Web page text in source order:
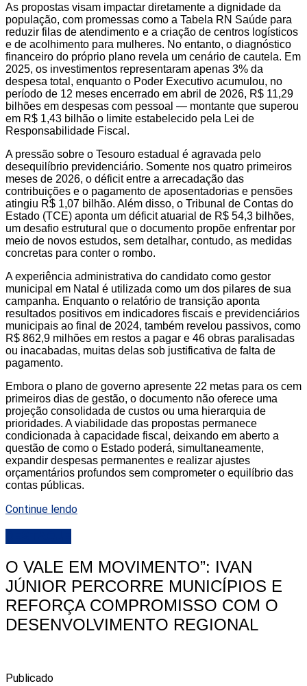
As propostas visam impactar diretamente a dignidade da
população, com promessas como a Tabela RN Saúde para
reduzir filas de atendimento e a criação de centros logísticos
e de acolhimento para mulheres. No entanto, o diagnóstico
financeiro do próprio plano revela um cenário de cautela. Em
2025, os investimentos representaram apenas 3% da
despesa total, enquanto o Poder Executivo acumulou, no
período de 12 meses encerrado em abril de 2026, R$ 11,29
bilhões em despesas com pessoal — montante que superou
em R$ 1,43 bilhão o limite estabelecido pela Lei de
Responsabilidade Fiscal.
A pressão sobre o Tesouro estadual é agravada pelo
desequilíbrio previdenciário. Somente nos quatro primeiros
meses de 2026, o déficit entre a arrecadação das
contribuições e o pagamento de aposentadorias e pensões
atingiu R$ 1,07 bilhão. Além disso, o Tribunal de Contas do
Estado (TCE) aponta um déficit atuarial de R$ 54,3 bilhões,
um desafio estrutural que o documento propõe enfrentar por
meio de novos estudos, sem detalhar, contudo, as medidas
concretas para conter o rombo.
A experiência administrativa do candidato como gestor
municipal em Natal é utilizada como um dos pilares de sua
campanha. Enquanto o relatório de transição aponta
resultados positivos em indicadores fiscais e previdenciários
municipais ao final de 2024, também revelou passivos, como
R$ 862,9 milhões em restos a pagar e 46 obras paralisadas
ou inacabadas, muitas delas sob justificativa de falta de
pagamento.
Embora o plano de governo apresente 22 metas para os cem
primeiros dias de gestão, o documento não oferece uma
projeção consolidada de custos ou uma hierarquia de
prioridades. A viabilidade das propostas permanece
condicionada à capacidade fiscal, deixando em aberto a
questão de como o Estado poderá, simultaneamente,
expandir despesas permanentes e realizar ajustes
orçamentários profundos sem comprometer o equilíbrio das
contas públicas.
Continue lendo
O VALE EM MOVIMENTO”: IVAN
JÚNIOR PERCORRE MUNICÍPIOS E
REFORÇA COMPROMISSO COM O
DESENVOLVIMENTO REGIONAL
Publicado